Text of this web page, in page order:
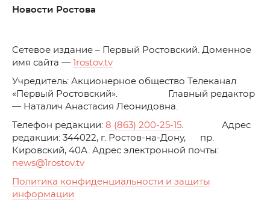
Новости Ростова
Cетевое издание – Первый Ростовский. Доменное
имя сайта —
1rostov.tv
Учредитель: Акционерное общество Телеканал
«Первый Ростовский». Главный редактор
— Наталич Анастасия Леонидовна.
Телефон редакции: 8 (863) 200-25-15. Адрес
редакции: 344022, г. Ростов-на-Дону, пр.
Кировский, 40А. Адрес электронной почты:
news@1rostov.tv
Политика конфиденциальности и защиты
информации